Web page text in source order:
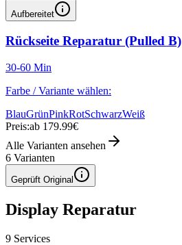
Aufbereitet
Rückseite Reparatur (Pulled B)
30-60 Min
Farbe / Variante wählen:
BlauGrünPinkRotSchwarzWeiß
Preis:ab 179.99€
Alle Varianten ansehen
6 Varianten
Geprüft Original
Display Reparatur
9 Services